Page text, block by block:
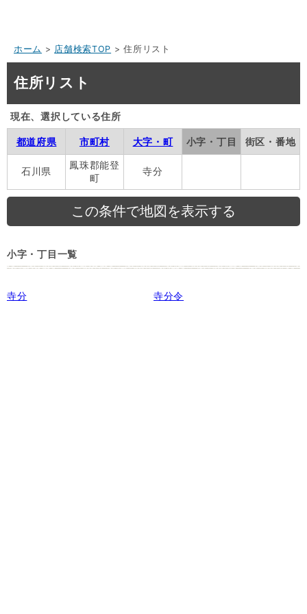
ホーム > 店舗検索TOP > 住所リスト
住所リスト
現在、選択している住所
都道府県 市町村 大字・町 小字・丁目 街区・番地
石川県
鳳珠郡能登
町
寺分
小字・丁目一覧
寺分 寺分令